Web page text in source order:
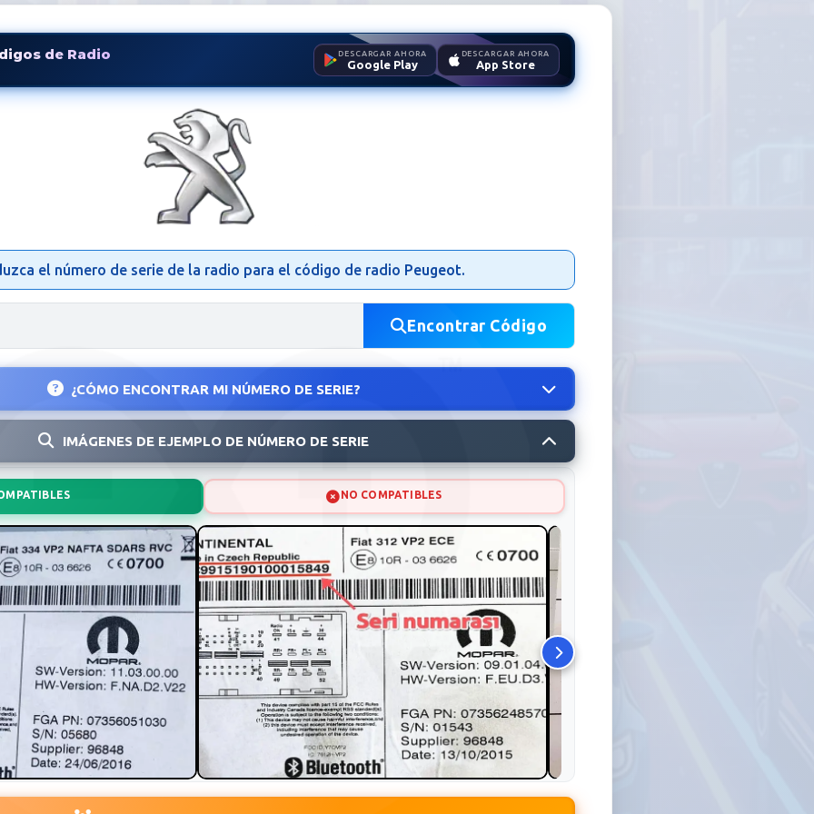
de Radio DESCARGAR AHORA
Google Play
DESCARGAR AHORA
App Store
Peugeot | Desbloquear Autoradio
el número de serie de la radio para el código de radio Peugeot.
Encontrar Código
¿CÓMO ENCONTRAR MI NÚMERO DE SERIE?
IMÁGENES DE EJEMPLO DE NÚMERO DE SERIE
NO COMPATIBLES